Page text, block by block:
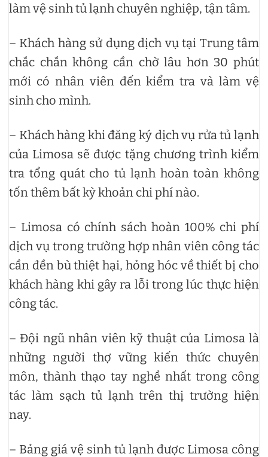
làm vệ sinh tủ lạnh chuyên nghiệp, tận tâm.
– Khách hàng sử dụng dịch vụ tại Trung tâm
chắc chắn không cần chờ lâu hơn 30 phút
mới có nhân viên đến kiểm tra và làm vệ
sinh cho mình.
– Khách hàng khi đăng ký dịch vụ rửa tủ lạnh
của Limosa sẽ được tặng chương trình kiểm
tra tổng quát cho tủ lạnh hoàn toàn không
tốn thêm bất kỳ khoản chi phí nào.
– Limosa có chính sách hoàn 100% chi phí
dịch vụ trong trường hợp nhân viên công tác
cần đền bù thiệt hại, hỏng hóc về thiết bị cho
khách hàng khi gây ra lỗi trong lúc thực hiện
công tác.
– Đội ngũ nhân viên kỹ thuật của Limosa là
những người thợ vững kiến thức chuyên
môn, thành thạo tay nghề nhất trong công
tác làm sạch tủ lạnh trên thị trường hiện
nay.
– Bảng giá vệ sinh tủ lạnh được Limosa công